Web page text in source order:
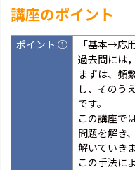
講座のポイント
ポイント ①
「基本→応
過去問には
まずは、頻
し、そのう
です。
この講座で
問題を解き
解いていきま
この手法に